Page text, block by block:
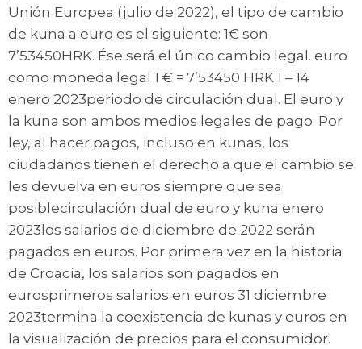
Unión Europea (julio de 2022), el tipo de cambio
de kuna a euro es el siguiente: 1€ son
7’53450HRK. Ése será el único cambio legal. euro
como moneda legal 1 € = 7’53450 HRK 1 – 14
enero 2023periodo de circulación dual. El euro y
la kuna son ambos medios legales de pago. Por
ley, al hacer pagos, incluso en kunas, los
ciudadanos tienen el derecho a que el cambio se
les devuelva en euros siempre que sea
posiblecirculación dual de euro y kuna enero
2023los salarios de diciembre de 2022 serán
pagados en euros. Por primera vez en la historia
de Croacia, los salarios son pagados en
eurosprimeros salarios en euros 31 diciembre
2023termina la coexistencia de kunas y euros en
la visualización de precios para el consumidor.